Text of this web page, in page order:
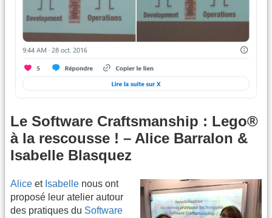
Le Software Craftsmanship : Lego®
à la rescousse ! – Alice Barralon &
Isabelle Blasquez
Alice et Isabelle nous ont
proposé leur atelier autour
des pratiques du Software